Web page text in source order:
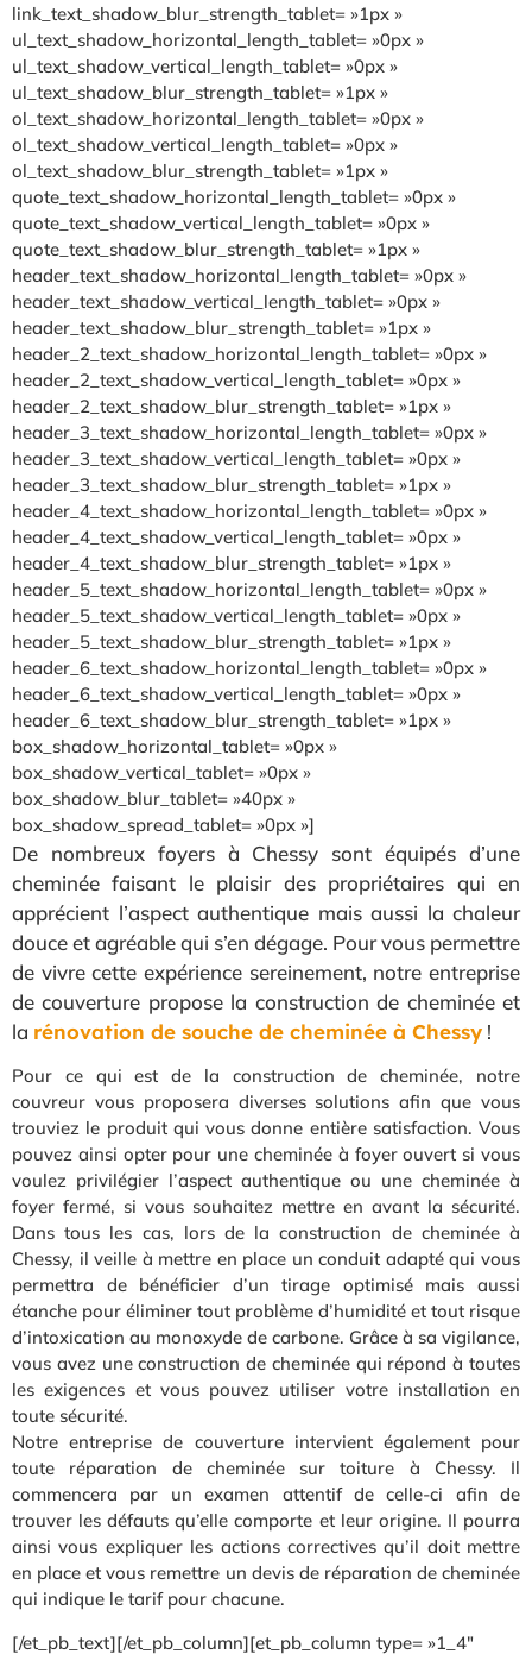
link_text_shadow_blur_strength_tablet= »1px »
ul_text_shadow_horizontal_length_tablet= »0px »
ul_text_shadow_vertical_length_tablet= »0px »
ul_text_shadow_blur_strength_tablet= »1px »
ol_text_shadow_horizontal_length_tablet= »0px »
ol_text_shadow_vertical_length_tablet= »0px »
ol_text_shadow_blur_strength_tablet= »1px »
quote_text_shadow_horizontal_length_tablet= »0px »
quote_text_shadow_vertical_length_tablet= »0px »
quote_text_shadow_blur_strength_tablet= »1px »
header_text_shadow_horizontal_length_tablet= »0px »
header_text_shadow_vertical_length_tablet= »0px »
header_text_shadow_blur_strength_tablet= »1px »
header_2_text_shadow_horizontal_length_tablet= »0px »
header_2_text_shadow_vertical_length_tablet= »0px »
header_2_text_shadow_blur_strength_tablet= »1px »
header_3_text_shadow_horizontal_length_tablet= »0px »
header_3_text_shadow_vertical_length_tablet= »0px »
header_3_text_shadow_blur_strength_tablet= »1px »
header_4_text_shadow_horizontal_length_tablet= »0px »
header_4_text_shadow_vertical_length_tablet= »0px »
header_4_text_shadow_blur_strength_tablet= »1px »
header_5_text_shadow_horizontal_length_tablet= »0px »
header_5_text_shadow_vertical_length_tablet= »0px »
header_5_text_shadow_blur_strength_tablet= »1px »
header_6_text_shadow_horizontal_length_tablet= »0px »
header_6_text_shadow_vertical_length_tablet= »0px »
header_6_text_shadow_blur_strength_tablet= »1px »
box_shadow_horizontal_tablet= »0px »
box_shadow_vertical_tablet= »0px »
box_shadow_blur_tablet= »40px »
box_shadow_spread_tablet= »0px »]
De nombreux foyers à Chessy sont équipés d’une
cheminée faisant le plaisir des propriétaires qui en
apprécient l’aspect authentique mais aussi la chaleur
douce et agréable qui s’en dégage. Pour vous permettre
de vivre cette expérience sereinement, notre entreprise
de couverture propose la construction de cheminée et
la rénovation de souche de cheminée à Chessy !
Pour ce qui est de la construction de cheminée, notre
couvreur vous proposera diverses solutions afin que vous
trouviez le produit qui vous donne entière satisfaction. Vous
pouvez ainsi opter pour une cheminée à foyer ouvert si vous
voulez privilégier l’aspect authentique ou une cheminée à
foyer fermé, si vous souhaitez mettre en avant la sécurité.
Dans tous les cas, lors de la construction de cheminée à
Chessy, il veille à mettre en place un conduit adapté qui vous
permettra de bénéficier d’un tirage optimisé mais aussi
étanche pour éliminer tout problème d’humidité et tout risque
d’intoxication au monoxyde de carbone. Grâce à sa vigilance,
vous avez une construction de cheminée qui répond à toutes
les exigences et vous pouvez utiliser votre installation en
toute sécurité.
Notre entreprise de couverture intervient également pour
toute réparation de cheminée sur toiture à Chessy. Il
commencera par un examen attentif de celle-ci afin de
trouver les défauts qu’elle comporte et leur origine. Il pourra
ainsi vous expliquer les actions correctives qu’il doit mettre
en place et vous remettre un devis de réparation de cheminée
qui indique le tarif pour chacune.
[/et_pb_text][/et_pb_column][et_pb_column type= »1_4″